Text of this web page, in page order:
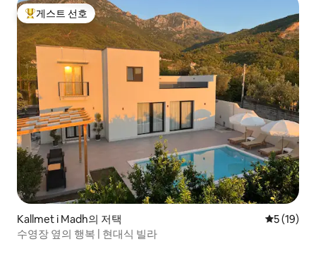
상위 게스트 선호
게스트 선호
Kallmet i Madh의 저택 평점 5점
5 (19)
수영장 옆의 행복 | 현대식 빌라